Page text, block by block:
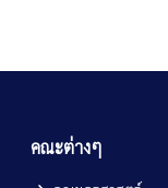
คณะต่างๆ